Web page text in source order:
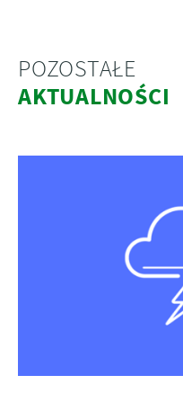
POZOSTAŁE
AKTUALNOŚCI